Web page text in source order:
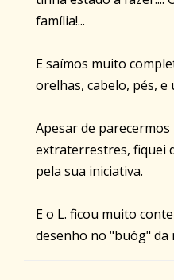
família!...
E saímos muito
orelhas, cabelo, pés, e
Apesar de
extraterrestres, fiquei
pela sua iniciativa.
E o L. ficou muito
desenho no "buóg" da